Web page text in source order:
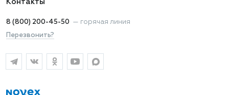
Контакты
8 (800) 200-45-50 — горячая линия
Перезвонить?